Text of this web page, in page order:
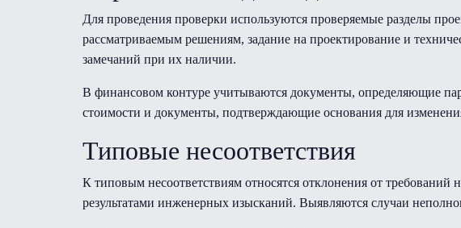
Для проведения проверки используются проверяемые разделы
рассматриваемым решениям, задание на проектирование и
замечаний при их наличии.
В финансовом контуре учитываются документы, определяющие
стоимости и документы, подтверждающие основания для
Типовые несоответствия
К типовым несоответствиям относятся отклонения от
результатами инженерных изысканий. Выявляются случаи